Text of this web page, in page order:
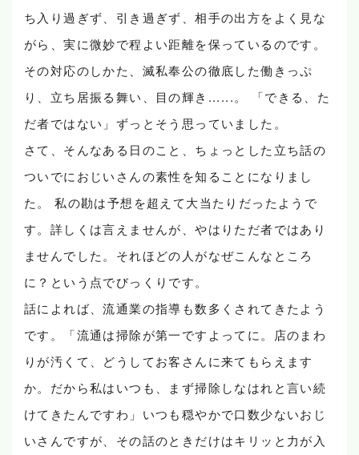
ち入り過ぎず、引き過ぎず、相手の出方をよく見な
がら、実に微妙で程よい距離を保っているのです。
その対応のしかた、滅私奉公の徹底した働きっぷ
り、立ち居振る舞い、目の輝き......。 「できる、た
だ者ではない」ずっとそう思っていました。
さて、そんなある日のこと、ちょっとした立ち話の
ついでにおじいさんの素性を知ることになりまし
た。 私の勘は予想を超えて大当たりだったようで
す。詳しくは言えませんが、やはりただ者ではあり
ませんでした。それほどの人がなぜこんなところ
に？という点でびっくりです。
話によれば、流通業の指導も数多くされてきたよう
です。「流通は掃除が第一ですよってに。店のまわ
りが汚くて、どうしてお客さんに来てもらえます
か。だから私はいつも、まず掃除しなはれと言い続
けてきたんですわ」いつも穏やかで口数少ないおじ
いさんですが、その話のときだけはキリッと力が入